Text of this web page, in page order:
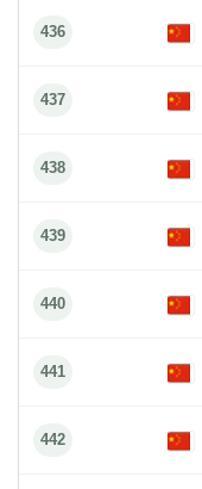
436
437
438
439
440
441
442